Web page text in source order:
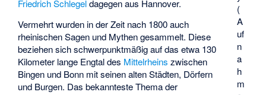
(
A
uf
n
a
h
m
Friedrich Schlegeldagegen aus Hannover.
Vermehrt wurden in der Zeit nach 1800 auch
rheinischen Sagen und Mythen gesammelt. Diese
beziehen sich schwerpunktmäßig auf das etwa 130
Kilometer lange Engtal des Mittelrheins zwischen
Bingen und Bonn mit seinen alten Städten, Dörfern
und Burgen. Das bekannteste Thema der